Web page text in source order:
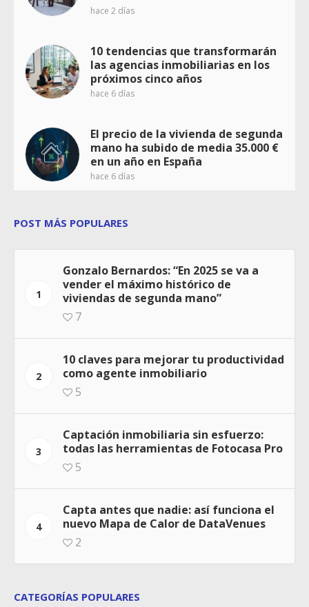
hace 2 días
10 tendencias que transformarán
las agencias inmobiliarias en los
próximos cinco años
hace 6 días
El precio de la vivienda de segunda
mano ha subido de media 35.000 €
en un año en España
hace 6 días
POST MÁS POPULARES
1
Gonzalo Bernardos: “En 2025 se va a
vender el máximo histórico de
viviendas de segunda mano”
7
2
10 claves para mejorar tu productividad
como agente inmobiliario
5
3
Captación inmobiliaria sin esfuerzo:
todas las herramientas de Fotocasa Pro
5
4
Capta antes que nadie: así funciona el
nuevo Mapa de Calor de DataVenues
2
CATEGORÍAS POPULARES